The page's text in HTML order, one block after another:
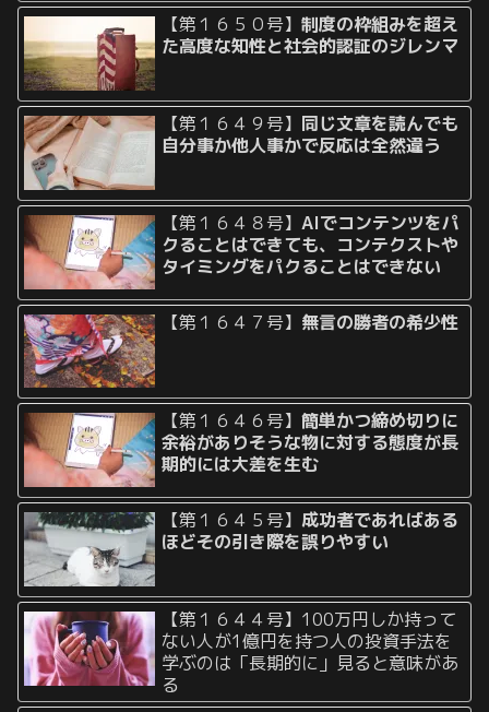
【第１６５０号】制度の枠組みを超え
た高度な知性と社会的認証のジレンマ
【第１６４９号】 同じ文章を読んでも
自分事か他人事かで反応は全然違う
【第１６４８号】AIでコンテンツをパ
クることはできても、コンテクストや
タイミングをパクることはできない
【第１６４７号】 無言の勝者の希少性
【第１６４６号】簡単かつ締め切りに
余裕がありそうな物に対する態度が長
期的には大差を生む
【第１６４５号】成功者であればある
ほどその引き際を誤りやすい
【第１６４４号】100万円しか持って
ない人が1億円を持つ人の投資手法を
学ぶのは「長期的に」見ると意味があ
る